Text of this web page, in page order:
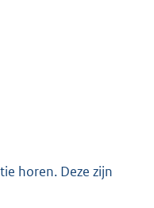
horen. Deze zijn